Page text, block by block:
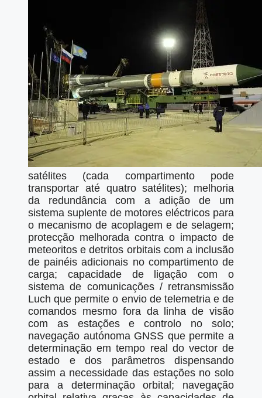
satélites (cada compartimento pode
transportar até quatro satélites); melhoria
da redundância com a adição de um
sistema suplente de motores eléctricos para
o mecanismo de acoplagem e de selagem;
protecção melhorada contra o impacto de
meteoritos e detritos orbitais com a inclusão
de painéis adicionais no compartimento de
carga; capacidade de ligação com o
sistema de comunicações / retransmissão
Luch que permite o envio de telemetria e de
comandos mesmo fora da linha de visão
com as estações e controlo no solo;
navegação autónoma GNSS que permite a
determinação em tempo real do vector de
estado e dos parâmetros dispensando
assim a necessidade das estações no solo
para a determinação orbital; navegação